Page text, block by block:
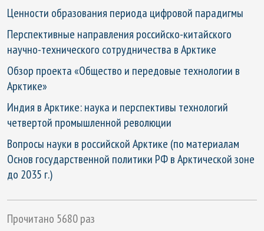
Ценности образования периода цифровой парадигмы
Перспективные направления российско-китайского
научно-технического сотрудничества в Арктике
Обзор проекта «Общество и передовые технологии в
Арктике»
Индия в Арктике: наука и перспективы технологий
четвертой промышленной революции
Вопросы науки в российской Арктике (по материалам
Основ государственной политики РФ в Арктической зоне
до 2035 г.)
Прочитано 5680 раз